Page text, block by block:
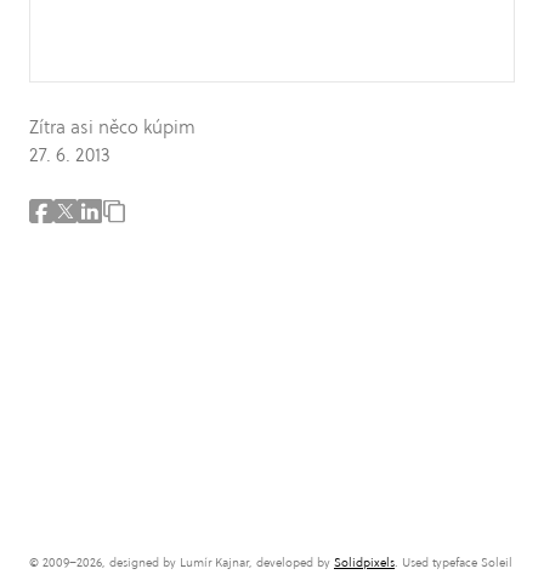
Zítra asi něco kúpim
27. 6. 2013
© 2009–2026, designed by Lumír Kajnar, developed by Solidpixels. Used typeface Soleil